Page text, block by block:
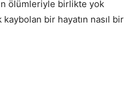
ölümleriyle birlikte yok
bir hayatın nasıl bir